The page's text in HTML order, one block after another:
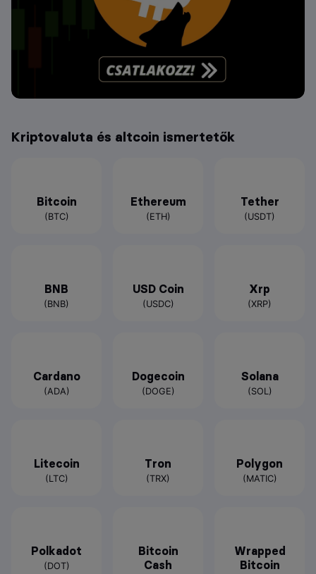
Kriptovaluta és altcoin ismertetők
Bitcoin
(BTC)
Ethereum
(ETH)
Tether
(USDT)
BNB
(BNB)
USD Coin
(USDC)
Xrp
(XRP)
Cardano
(ADA)
Dogecoin
(DOGE)
Solana
(SOL)
Litecoin
(LTC)
Tron
(TRX)
Polygon
(MATIC)
Polkadot
(DOT)
Bitcoin
Cash
Wrapped
Bitcoin